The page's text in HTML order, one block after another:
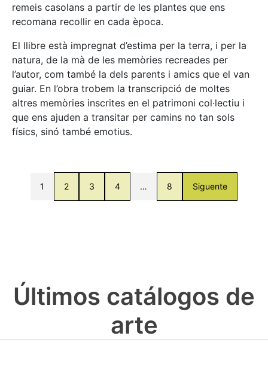
remeis casolans a partir de les plantes que ens
recomana recollir en cada època.
El llibre està impregnat d’estima per la terra, i per la
natura, de la mà de les memòries recreades per
l’autor, com també la dels parents i amics que el van
guiar. En l’obra trobem la transcripció de moltes
altres memòries inscrites en el patrimoni col·lectiu i
que ens ajuden a transitar per camins no tan sols
físics, sinó també emotius.
1 2 3 4 … 8 Siguente
Últimos catálogos de
arte